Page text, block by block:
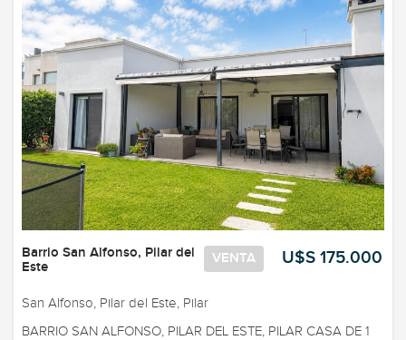
U$S 175.000
VENTA
Barrio San Alfonso, Pilar del
Este
San Alfonso, Pilar del Este, Pilar
BARRIO SAN ALFONSO, PILAR DEL ESTE, PILAR CASA DE 1